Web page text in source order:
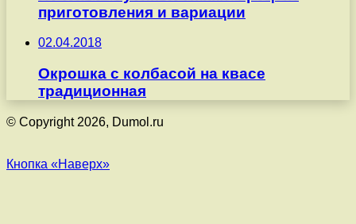
приготовления и вариации
02.04.2018
Окрошка с колбасой на квасе
традиционная
© Copyright 2026, Dumol.ru
Кнопка «Наверх»